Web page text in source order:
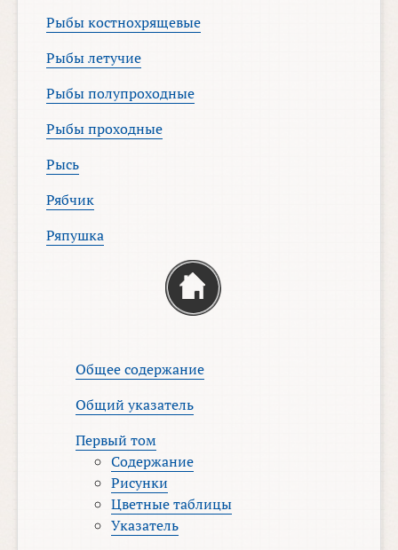
Рыбы костнохрящевые
Рыбы летучие
Рыбы полупроходные
Рыбы проходные
Рысь
Рябчик
Ряпушка
Общее содержание
Общий указатель
Первый том
Содержание
Рисунки
Цветные таблицы
Указатель